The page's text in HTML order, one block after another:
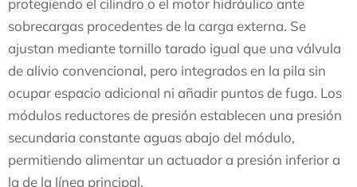
protegiendo el cilindro o el motor hidráulico ante
sobrecargas procedentes de la carga externa. Se
ajustan mediante tornillo tarado igual que una válvula
de alivio convencional, pero integrados en la pila sin
ocupar espacio adicional ni añadir puntos de fuga. Los
módulos reductores de presión establecen una presión
secundaria constante aguas abajo del módulo,
permitiendo alimentar un actuador a presión inferior a
la de la línea principal.